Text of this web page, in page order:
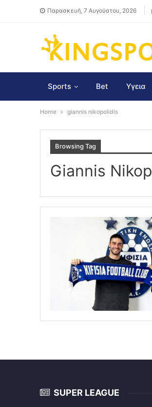
Παρασκευή, 7 Αυγούστου, 2026
Sports Bet Υγεια
Home giannis nikopolidis
Browsing Tag
Giannis
SUPER LEAGUE